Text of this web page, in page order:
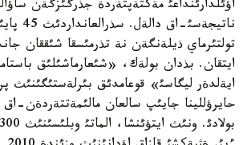
اؤئلدارئنداعئ مةكتةپتةردة جذرگئزگةن
تولتئرماي ذيلةنگةن نة تذرمئسقا شئققان
ايتقان. بذدان بولةك، «شئعارماشئلئق
ايةلدةر ليگاسئ» قوعامدئق بئرلةستئگئنئث
حايرؤللينا جايئپ سالعان مالئمةتتةردةن-